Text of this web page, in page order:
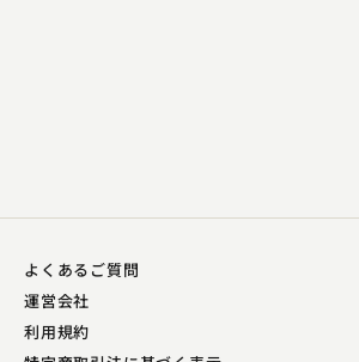
よくあるご質問
運営会社
利用規約